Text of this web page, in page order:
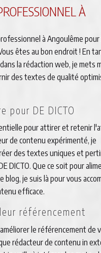
À
à Angoulême
êtes au bon endroit ! En
la rédaction web, je mets
des textes de qualité
pour DE DICTO
pour attirer et retenir
de contenu expérimenté, je
des textes uniques et
DICTO. Que ce soit pour
je suis là pour vous
efficace.
référencement
le référencement de
rédacteur de contenu in